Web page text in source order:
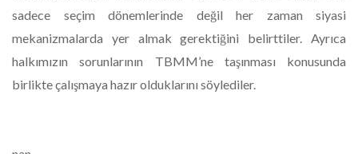
sadece seçim dönemlerinde değil her zaman siyasi
mekanizmalarda yer almak gerektiğini belirttiler. Ayrıca
halkımızın sorunlarının TBMM’ne taşınması konusunda
birlikte çalışmaya hazır olduklarını söylediler.